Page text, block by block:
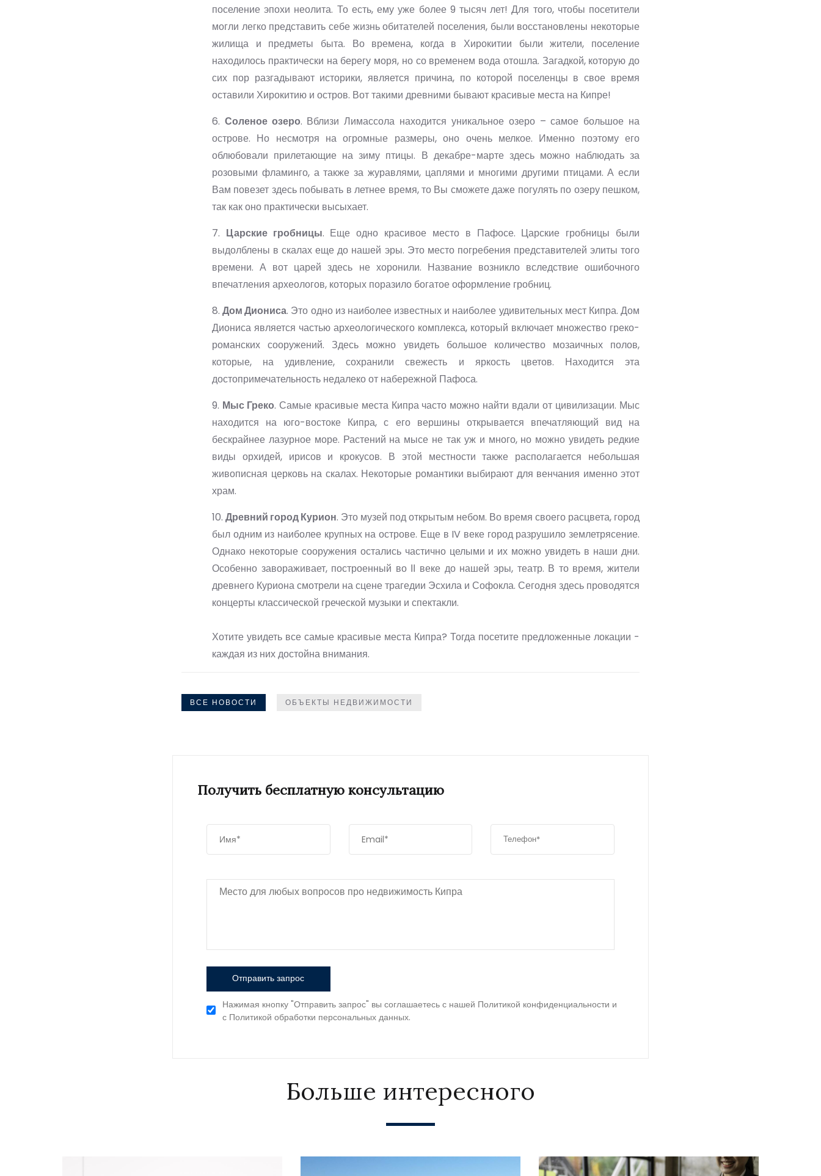
поселение эпохи неолита. То есть, ему уже более 9 тысяч лет! Для того, чтобы посетители
могли легко представить себе жизнь обитателей поселения, были восстановлены некоторые
жилища и предметы быта. Во времена, когда в Хирокитии были жители, поселение
находилось практически на берегу моря, но со временем вода отошла. Загадкой, которую до
сих пор разгадывают историки, является причина, по которой поселенцы в свое время
оставили Хирокитию и остров. Вот такими древними бывают красивые места на Кипре!
6. Соленое озеро. Вблизи Лимассола находится уникальное озеро – самое большое на
острове. Но несмотря на огромные размеры, оно очень мелкое. Именно поэтому его
облюбовали прилетающие на зиму птицы. В декабре-марте здесь можно наблюдать за
розовыми фламинго, а также за журавлями, цаплями и многими другими птицами. А если
Вам повезет здесь побывать в летнее время, то Вы сможете даже погулять по озеру пешком,
так как оно практически высыхает.
7. Царские гробницы. Еще одно красивое место в Пафосе. Царские гробницы были
выдолблены в скалах еще до нашей эры. Это место погребения представителей элиты того
времени. А вот царей здесь не хоронили. Название возникло вследствие ошибочного
впечатления археологов, которых поразило богатое оформление гробниц.
8.Дом Диониса. Это одно из наиболее известных и наиболее удивительных мест Кипра. Дом
Диониса является частью археологического комплекса, который включает множество греко-
романских сооружений. Здесь можно увидеть большое количество мозаичных полов,
которые, на удивление, сохранили свежесть и яркость цветов. Находится эта
достопримечательность недалеко от набережной Пафоса.
9. Мыс Греко. Самые красивые места Кипра часто можно найти вдали от цивилизации. Мыс
находится на юго-востоке Кипра, с его вершины открывается впечатляющий вид на
бескрайнее лазурное море. Растений на мысе не так уж и много, но можно увидеть редкие
виды орхидей, ирисов и крокусов. В этой местности также располагается небольшая
живописная церковь на скалах. Некоторые романтики выбирают для венчания именно этот
храм.
10. Древний город Курион. Это музей под открытым небом. Во время своего расцвета, город
был одним из наиболее крупных на острове. Еще в IV веке город разрушило землетрясение.
Однако некоторые сооружения остались частично целыми и их можно увидеть в наши дни.
Особенно завораживает, построенный во ІІ веке до нашей эры, театр. В то время, жители
древнего Куриона смотрели на сцене трагедии Эсхила и Софокла. Сегодня здесь проводятся
концерты классической греческой музыки и спектакли.
Хотите увидеть все самые красивые места Кипра? Тогда посетите предложенные локации -
каждая из них достойна внимания.
ВСЕ НОВОСТИ ОБЪЕКТЫ НЕДВИЖИМОСТИ
Получить бесплатную консультацию
Отправить запрос
Нажимая кнопку "Отправить запрос" вы соглашаетесь с нашей Политикой конфиденциальности и
с Политикой обработки персональных данных.
Больше интересного